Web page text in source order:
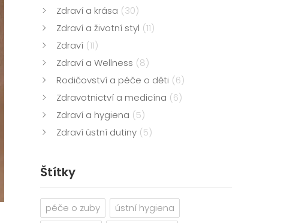
Zdraví a krása (30)
Zdraví a životní styl (11)
Zdraví (11)
Zdraví a Wellness (8)
Rodičovství a péče o děti (6)
Zdravotnictví a medicína (6)
Zdraví a hygiena (5)
Zdraví ústní dutiny (5)
Štítky
péče o zuby
ústní hygiena